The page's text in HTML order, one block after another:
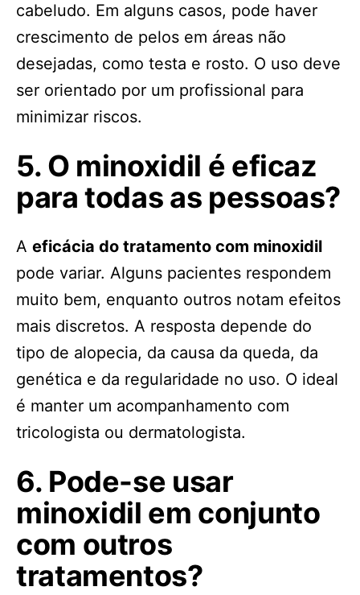
cabeludo. Em alguns casos, pode haver
crescimento de pelos em áreas não
desejadas, como testa e rosto. O uso deve
ser orientado por um profissional para
minimizar riscos.
5. O minoxidil é eficaz
para todas as pessoas?
A eficácia do tratamento com minoxidil
pode variar. Alguns pacientes respondem
muito bem, enquanto outros notam efeitos
mais discretos. A resposta depende do
tipo de alopecia, da causa da queda, da
genética e da regularidade no uso. O ideal
é manter um acompanhamento com
tricologista ou dermatologista.
6. Pode-se usar
minoxidil em conjunto
com outros
tratamentos?